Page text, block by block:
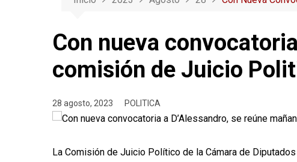
Con nueva
comisión de Juicio
28 agosto, 2023 POLITICA
La Comisión de Juicio Político de la Cámara de